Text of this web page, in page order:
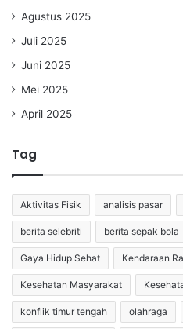
Agustus 2025
Juli 2025
Juni 2025
Mei 2025
April 2025
Tag
Aktivitas Fisik analisis pasar
berita selebriti berita sepak bola
Gaya Hidup Sehat Kendaraan
Kesehatan Masyarakat
konflik timur tengah olahraga